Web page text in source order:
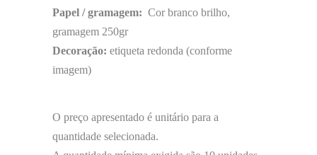
Papel / gramagem: Cor branco brilho,
gramagem 250gr
Decoração: etiqueta redonda (conforme
imagem)
O preço apresentado é unitário para a
quantidade selecionada.